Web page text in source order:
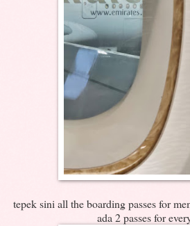
tepek sini all the boarding passes for
ada 2 passes for